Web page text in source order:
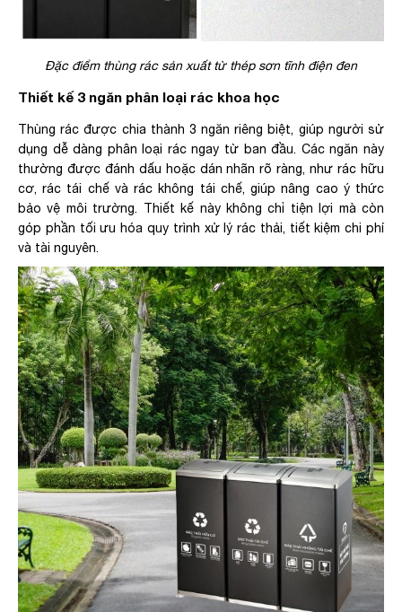
Đặc điểm thùng rác sản xuất từ thép sơn tĩnh điện đen
Thiết kế 3 ngăn phân loại rác khoa học
Thùng rác được chia thành 3 ngăn riêng biệt, giúp người sử
dụng dễ dàng phân loại rác ngay từ ban đầu. Các ngăn này
thường được đánh dấu hoặc dán nhãn rõ ràng, như rác hữu
cơ, rác tái chế và rác không tái chế, giúp nâng cao ý thức
bảo vệ môi trường. Thiết kế này không chỉ tiện lợi mà còn
góp phần tối ưu hóa quy trình xử lý rác thải, tiết kiệm chi phí
và tài nguyên.